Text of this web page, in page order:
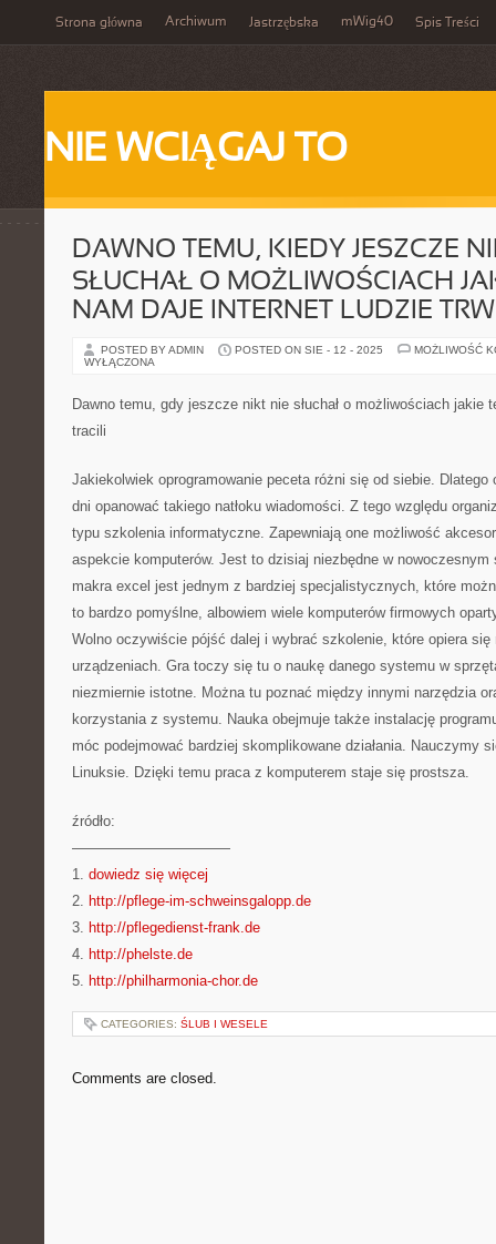
Strona główna Archiwum Jastrzębska mWig40 Spis Treści
NIE WCIĄGAJ TO
DAWNO TEMU, KIEDY JESZCZE
SŁUCHAŁ O MOŻLIWOŚCIACH
NAM DAJE INTERNET LUDZIE
POSTED BY ADMIN POSTED ON SIE - 12 - 2025
MOŻLIWOŚĆ
WYŁĄCZONA
Dawno temu, gdy jeszcze nikt nie słuchał o możliwościach jakie
tracili
Jakiekolwiek oprogramowanie peceta różni się od siebie. Dlatego
dni opanować takiego natłoku wiadomości. Z tego względu
typu szkolenia informatyczne. Zapewniają one możliwość
aspekcie komputerów. Jest to dzisiaj niezbędne w
makra excel jest jednym z bardziej specjalistycznych, które
to bardzo pomyślne, albowiem wiele komputerów firmowych
Wolno oczywiście pójść dalej i wybrać szkolenie, które opiera się
urządzeniach. Gra toczy się tu o naukę danego systemu w
niezmiernie istotne. Można tu poznać między innymi narzędzia
korzystania z systemu. Nauka obejmuje także instalację
móc podejmować bardziej skomplikowane działania. Nauczymy
Linuksie. Dzięki temu praca z komputerem staje się prostsza.
źródło:
———————————
1. dowiedz się więcej
2. http://pflege-im-schweinsgalopp.de
3. http://pflegedienst-frank.de
4. http://phelste.de
5. http://philharmonia-chor.de
CATEGORIES: ŚLUB I WESELE
Comments are closed.